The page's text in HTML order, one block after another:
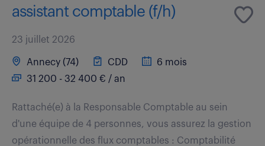
assistant comptable (f/h)
23 juillet 2026
Annecy (74) CDD
6 mois
31 200 - 32 400 € / an
Rattaché(e) à la Responsable Comptable au sein
d'une équipe de 4 personnes, vous assurez la gestion
opérationnelle des flux comptables : Comptabilité